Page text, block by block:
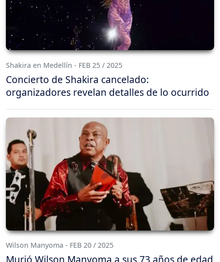
Shakira en Medellín - FEB 25 / 2025
Concierto de Shakira cancelado:
organizadores revelan detalles de lo ocurrido
Wilson Manyoma - FEB 20 / 2025
Murió Wilson Manyoma a sus 73 años de edad